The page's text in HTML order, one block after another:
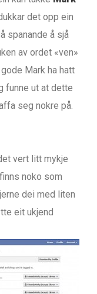
det opp ein
spanande å sjå
av ordet «ven»
Mark ha hatt
funne ut at dette
seg nokre på.
vert litt mykje
noko som
dei med liten
eit ukjend